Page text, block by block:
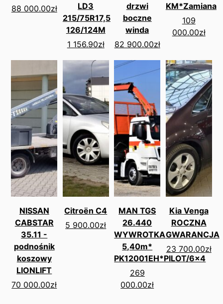
88 000.00zł
LD3
215/75R17,5
126/124M
1 156.90zł
drzwi
boczne
winda
82 900.00zł
KM*Zamiana
109
000.00zł
NISSAN
CABSTAR
35.11 -
podnośnik
koszowy
LIONLIFT
70 000.00zł
Citroën C4
5 900.00zł
MAN TGS
26.440
WYWROTKA
5,40m*
PK12001EH*PILOT/6x4
269
000.00zł
Kia Venga
ROCZNA
GWARANCJA
23 700.00zł